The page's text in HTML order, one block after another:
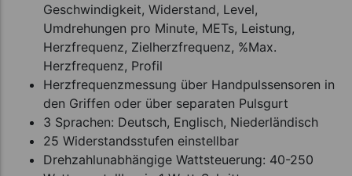
Geschwindigkeit, Widerstand, Level,
Umdrehungen pro Minute, METs, Leistung,
Herzfrequenz, Zielherzfrequenz, %Max.
Herzfrequenz, Profil
Herzfrequenzmessung über Handpulssensoren in
den Griffen oder über separaten Pulsgurt
3 Sprachen: Deutsch, Englisch, Niederländisch
25 Widerstandsstufen einstellbar
Drehzahlunabhängige Wattsteuerung: 40-250